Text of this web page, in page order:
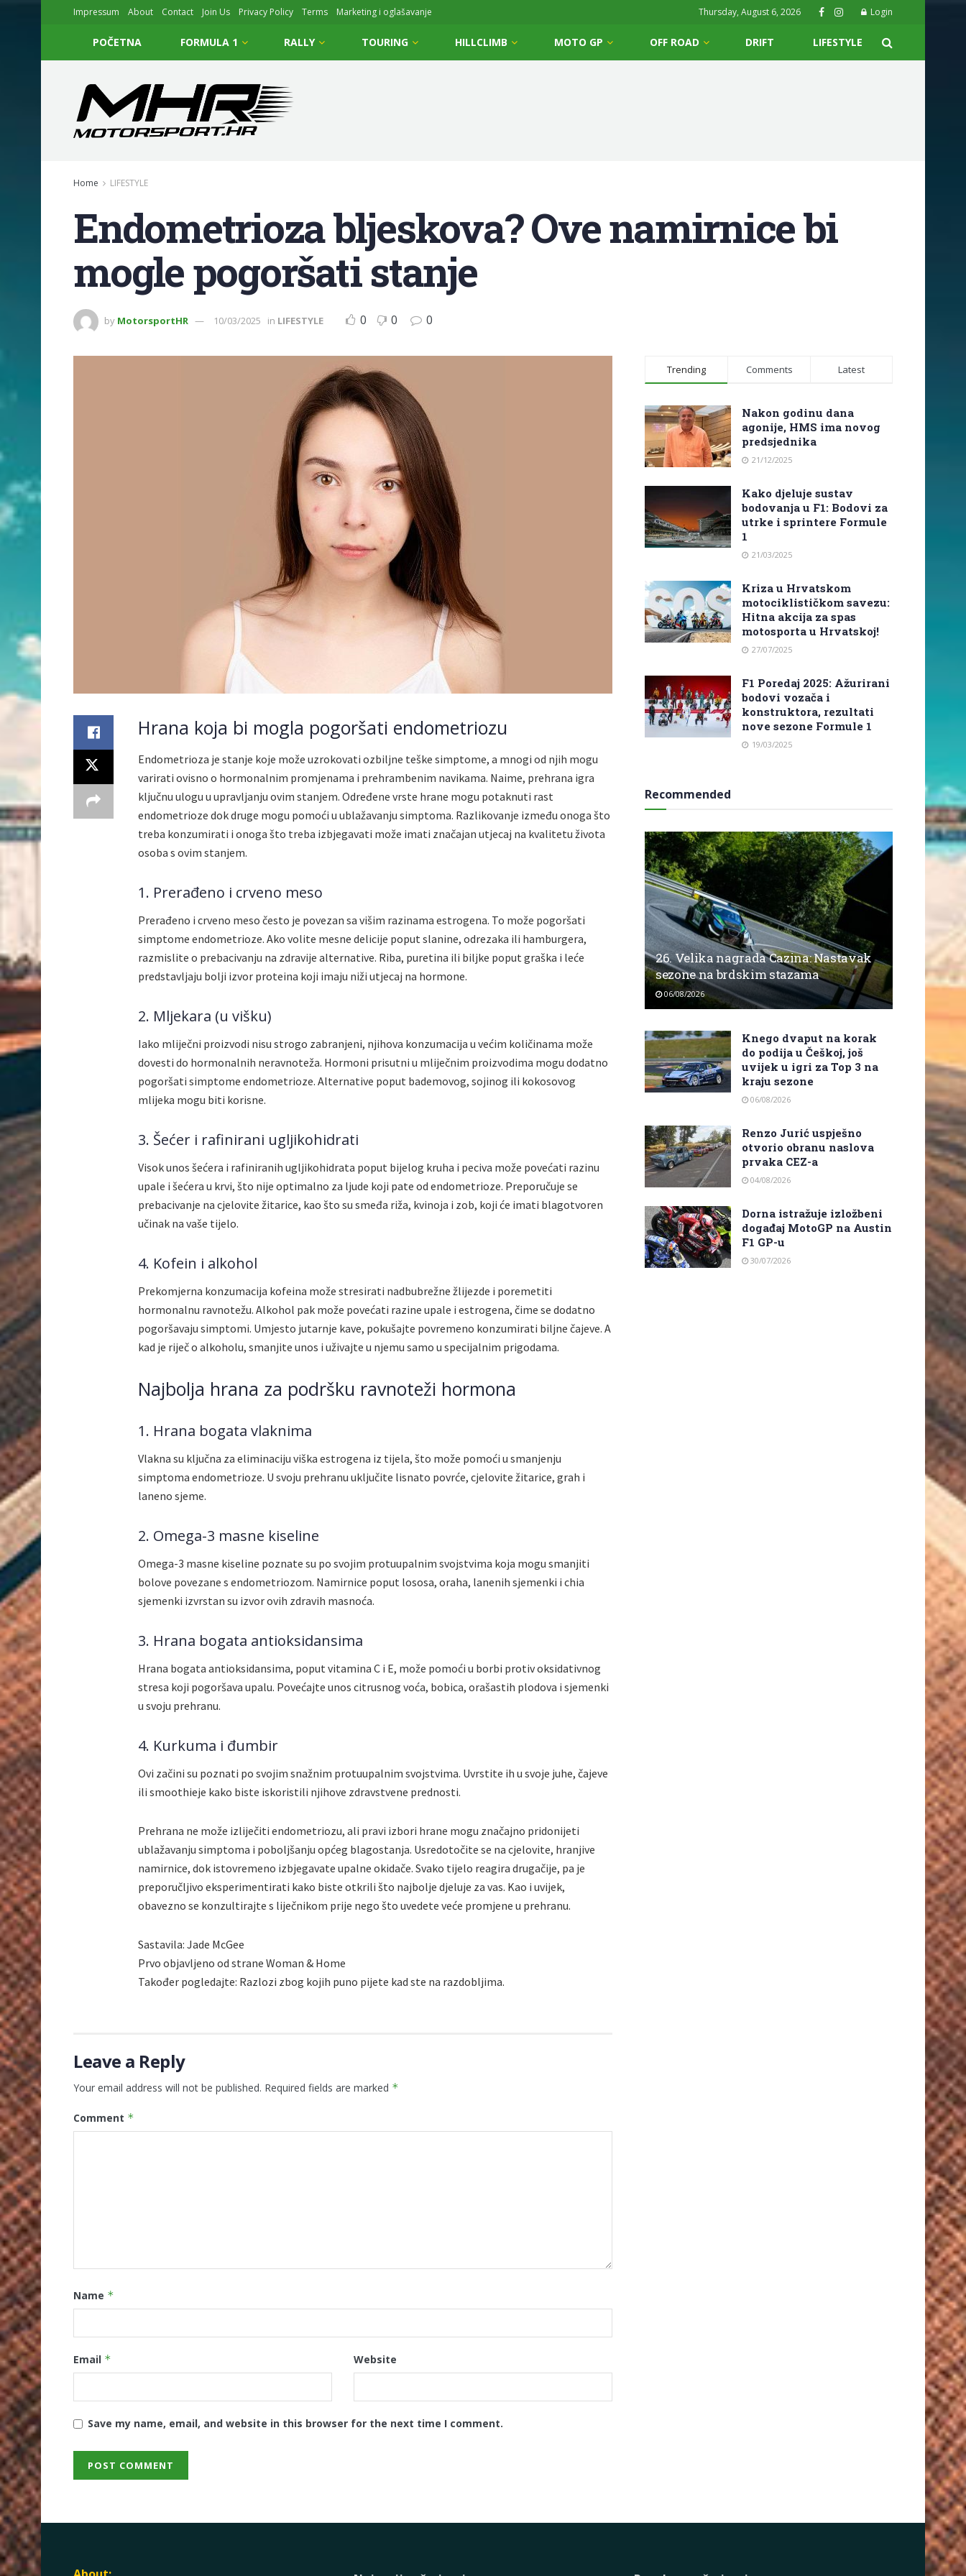
Impressum About Contact Join Us Privacy Policy Terms Marketing i oglašavanje Thursday, August 6, 2026 Login
POČETNA FORMULA 1 RALLY TOURING HILLCLIMB MOTO GP OFF ROAD DRIFT LIFESTYLE
Home LIFESTYLE
Endometrioza bljeskova? Ove namirnice bi
mogle pogoršati stanje
by MotorsportHR 10/03/2025 in LIFESTYLE 0 0 0
Hrana koja bi mogla pogoršati endometriozu
Endometrioza je stanje koje može uzrokovati ozbiljne teške simptome, a mnogi od njih mogu
varirati ovisno o hormonalnim promjenama i prehrambenim navikama. Naime, prehrana igra
ključnu ulogu u upravljanju ovim stanjem. Određene vrste hrane mogu potaknuti rast
endometrioze dok druge mogu pomoći u ublažavanju simptoma. Razlikovanje između onoga što
treba konzumirati i onoga što treba izbjegavati može imati značajan utjecaj na kvalitetu života
osoba s ovim stanjem.
1. Prerađeno i crveno meso
Prerađeno i crveno meso često je povezan sa višim razinama estrogena. To može pogoršati
simptome endometrioze. Ako volite mesne delicije poput slanine, odrezaka ili hamburgera,
razmislite o prebacivanju na zdravije alternative. Riba, puretina ili biljke poput graška i leće
predstavljaju bolji izvor proteina koji imaju niži utjecaj na hormone.
2. Mljekara (u višku)
Iako mliječni proizvodi nisu strogo zabranjeni, njihova konzumacija u većim količinama može
dovesti do hormonalnih neravnoteža. Hormoni prisutni u mliječnim proizvodima mogu dodatno
pogoršati simptome endometrioze. Alternative poput bademovog, sojinog ili kokosovog
mlijeka mogu biti korisne.
3. Šećer i rafinirani ugljikohidrati
Visok unos šećera i rafiniranih ugljikohidrata poput bijelog kruha i peciva može povećati razinu
upale i šećera u krvi, što nije optimalno za ljude koji pate od endometrioze. Preporučuje se
prebacivanje na cjelovite žitarice, kao što su smeđa riža, kvinoja i zob, koji će imati blagotvoren
učinak na vaše tijelo.
4. Kofein i alkohol
Prekomjerna konzumacija kofeina može stresirati nadbubrežne žlijezde i poremetiti
hormonalnu ravnotežu. Alkohol pak može povećati razine upale i estrogena, čime se dodatno
pogoršavaju simptomi. Umjesto jutarnje kave, pokušajte povremeno konzumirati biljne čajeve. A
kad je riječ o alkoholu, smanjite unos i uživajte u njemu samo u specijalnim prigodama.
Najbolja hrana za podršku ravnoteži hormona
1. Hrana bogata vlaknima
Vlakna su ključna za eliminaciju viška estrogena iz tijela, što može pomoći u smanjenju
simptoma endometrioze. U svoju prehranu uključite lisnato povrće, cjelovite žitarice, grah i
laneno sjeme.
2. Omega-3 masne kiseline
Omega-3 masne kiseline poznate su po svojim protuupalnim svojstvima koja mogu smanjiti
bolove povezane s endometriozom. Namirnice poput lososa, oraha, lanenih sjemenki i chia
sjemenki izvrstan su izvor ovih zdravih masnoća.
3. Hrana bogata antioksidansima
Hrana bogata antioksidansima, poput vitamina C i E, može pomoći u borbi protiv oksidativnog
stresa koji pogoršava upalu. Povećajte unos citrusnog voća, bobica, orašastih plodova i sjemenki
u svoju prehranu.
4. Kurkuma i đumbir
Ovi začini su poznati po svojim snažnim protuupalnim svojstvima. Uvrstite ih u svoje juhe, čajeve
ili smoothieje kako biste iskoristili njihove zdravstvene prednosti.
Prehrana ne može izliječiti endometriozu, ali pravi izbori hrane mogu značajno pridonijeti
ublažavanju simptoma i poboljšanju općeg blagostanja. Usredotočite se na cjelovite, hranjive
namirnice, dok istovremeno izbjegavate upalne okidače. Svako tijelo reagira drugačije, pa je
preporučljivo eksperimentirati kako biste otkrili što najbolje djeluje za vas. Kao i uvijek,
obavezno se konzultirajte s liječnikom prije nego što uvedete veće promjene u prehranu.
Sastavila: Jade McGee
Prvo objavljeno od strane Woman & Home
Također pogledajte: Razlozi zbog kojih puno pijete kad ste na razdobljima.
Leave a Reply
Your email address will not be published. Required fields are marked *
Comment *
Name *
Email * Website
Save my name, email, and website in this browser for the next time I comment.
Trending Comments Latest
Nakon godinu dana
agonije, HMS ima novog
predsjednika
21/12/2025
Kako djeluje sustav
bodovanja u F1: Bodovi za
utrke i sprintere Formule
1
21/03/2025
Kriza u Hrvatskom
motociklističkom savezu:
Hitna akcija za spas
motosporta u Hrvatskoj!
27/07/2025
F1 Poredaj 2025: Ažurirani
bodovi vozača i
konstruktora, rezultati
nove sezone Formule 1
19/03/2025
Recommended
26. Velika nagrada Cazina: Nastavak
sezone na brdskim stazama
06/08/2026
Knego dvaput na korak
do podija u Češkoj, još
uvijek u igri za Top 3 na
kraju sezone
06/08/2026
Renzo Jurić uspješno
otvorio obranu naslova
prvaka CEZ-a
04/08/2026
Dorna istražuje izložbeni
događaj MotoGP na Austin
F1 GP-u
30/07/2026